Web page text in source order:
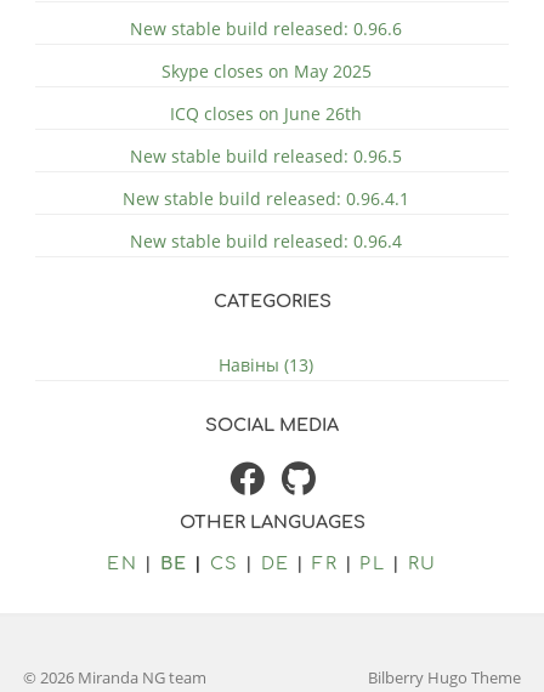
New stable build released: 0.96.6
Skype closes on May 2025
ICQ closes on June 26th
New stable build released: 0.96.5
New stable build released: 0.96.4.1
New stable build released: 0.96.4
CATEGORIES
Навіны (13)
SOCIAL MEDIA
OTHER LANGUAGES
EN BE CS DE FR PL RU
© 2026 Miranda NG team Bilberry Hugo Theme